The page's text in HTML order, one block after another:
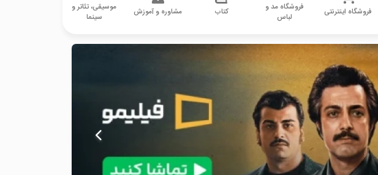
فروشگاه اینترنتی
فروشگاه مد و
لباس
کتاب مشاوره و آموزش
موسیقی، تئاتر و
سینما